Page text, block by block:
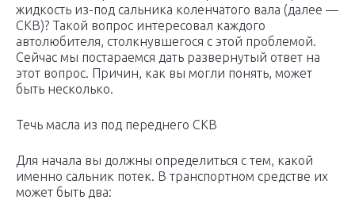
жидкость из-под сальника коленчатого вала (далее —
СКВ)? Такой вопрос интересовал каждого
автолюбителя, столкнувшегося с этой проблемой.
Сейчас мы постараемся дать развернутый ответ на
этот вопрос. Причин, как вы могли понять, может
быть несколько.
Течь масла из под переднего СКВ
Для начала вы должны определиться с тем, какой
именно сальник потек. В транспортном средстве их
может быть два: